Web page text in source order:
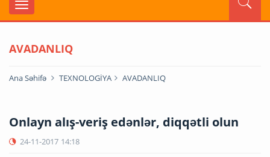
AVADANLIQ
Ana Səhifə TEXNOLOGİYA AVADANLIQ
Onlayn alış-veriş edənlər, diqqətli olun
24-11-2017 14:18